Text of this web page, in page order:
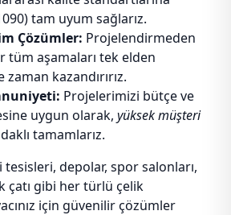
tam uyum sağlarız.
Çözümler: Projelendirmeden
tüm aşamaları tek elden
kazandırırız.
Projelerimizi bütçe ve
uygun olarak, yüksek müşteri
tamamlarız.
tesisleri, depolar, spor salonları,
çatı gibi her türlü çelik
için güvenilir çözümler